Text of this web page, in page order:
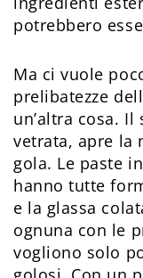
potrebbero
Ma ci vuole
prelibatezze
un’altra cosa.
vetrata, apre la
gola. Le paste
hanno tutte
e la glassa
ognuna con le
vogliono solo